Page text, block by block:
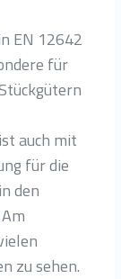
EN 12642
für
auch mit
für die
den
zu sehen.